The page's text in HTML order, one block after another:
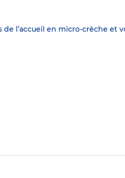
l’accueil en micro-crèche et